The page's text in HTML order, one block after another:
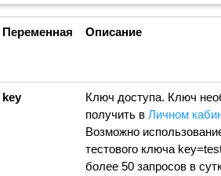
Переменная Описание
key
Ключ доступа. Ключ
получить в Личном
Возможно
тестового ключа
более 50 запросов в